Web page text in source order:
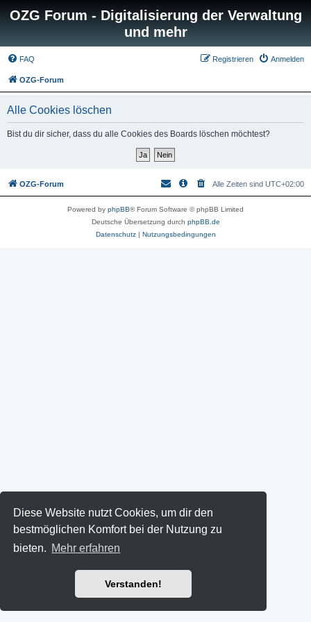
Diese Website nutzt Cookies, um dir den
bestmöglichen Komfort bei der Nutzung zu
bieten. Mehr erfahren
Verstanden!
OZG Forum - Digitalisierung der Verwaltung
und mehr
FAQ Anmelden
Registrieren
OZG-Forum
Alle Cookies löschen
Bist du dir sicher, dass du alle Cookies des Boards löschen möchtest?
OZG-Forum Alle Zeiten sind UTC+02:00
Powered by phpBB® Forum Software © phpBB Limited
Deutsche Übersetzung durch phpBB.de
Datenschutz| Nutzungsbedingungen